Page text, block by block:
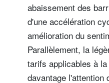
abaissement des
d'une accélération
amélioration du
Parallèlement, la
tarifs applicables à
davantage l'attention